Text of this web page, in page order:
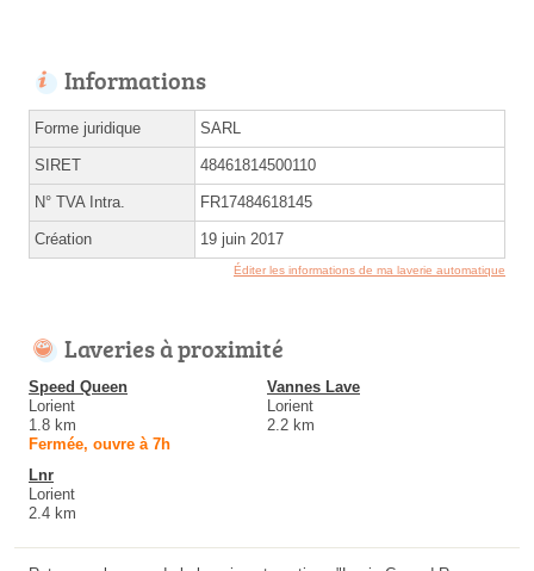
Informations
Forme juridique SARL
SIRET 48461814500110
N° TVA Intra. FR17484618145
Création 19 juin 2017
Éditer les informations de ma laverie automatique
Laveries à proximité
Speed Queen
Lorient
1.8 km
Fermée, ouvre à 7h
Vannes Lave
Lorient
2.2 km
Lnr
Lorient
2.4 km